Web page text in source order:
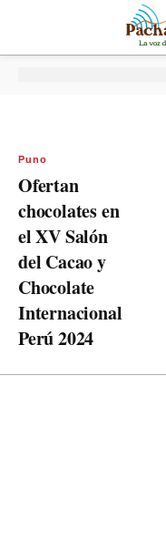
Puno
Ofertan
chocolates en
el XV Salón
del Cacao y
Chocolate
Internacional
Perú 2024